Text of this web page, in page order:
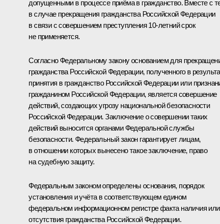
допущенными в процессе приёма в гражданство. Вместе с
в случае прекращения гражданства Российской Федерации
в связи с совершением преступления 10-летний срок
не применяется.
Согласно Федеральному закону основанием для
гражданства Российской Федерации, полученного в
принятия в гражданство Российской Федерации или
гражданином Российской Федерации, является совершение
действий, создающих угрозу национальной безопасности
Российской Федерации. Заключение о совершении таких
действий выносится органами Федеральной службы
безопасности. Федеральный закон гарантирует лицам,
в отношении которых вынесено такое заключение, право
на судебную защиту.
Федеральным законом определены основания, порядок
установления и учёта в соответствующем едином
федеральном информационном регистре факта наличия или
отсутствия гражданства Российской Федерации.